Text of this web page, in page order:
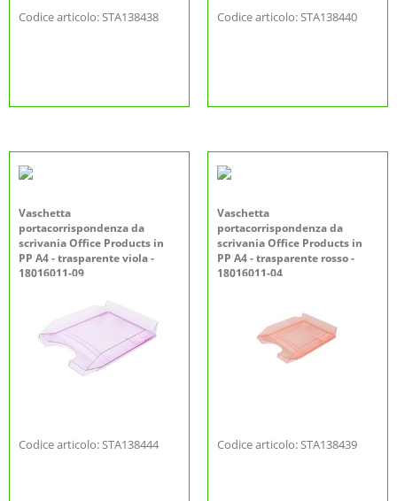
Codice articolo: STA138438 Codice articolo: STA138440
Vaschetta
portacorrispondenza da
scrivania Office Products in
PP A4 - trasparente viola -
18016011-09
Codice articolo: STA138444
Vaschetta
portacorrispondenza da
scrivania Office Products in
PP A4 - trasparente rosso -
18016011-04
Codice articolo: STA138439